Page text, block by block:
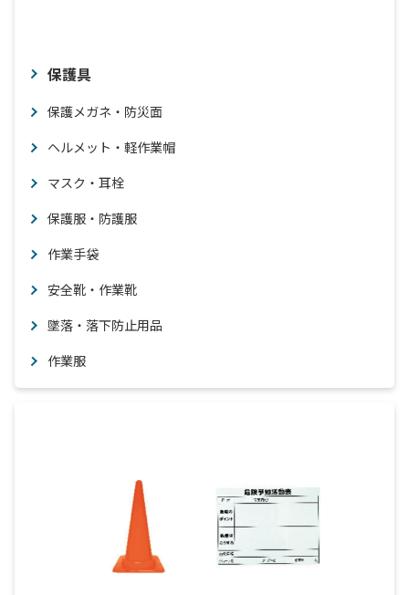
保護具
保護メガネ・防災面
ヘルメット・軽作業帽
マスク・耳栓
保護服・防護服
作業手袋
安全靴・作業靴
墜落・落下防止用品
作業服